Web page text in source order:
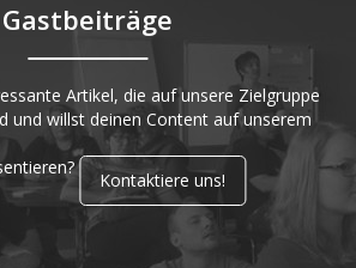
Gastbeiträge
Artikel, die auf unsere Zielgruppe
und willst deinen Content auf unserem
Kontaktiere uns!